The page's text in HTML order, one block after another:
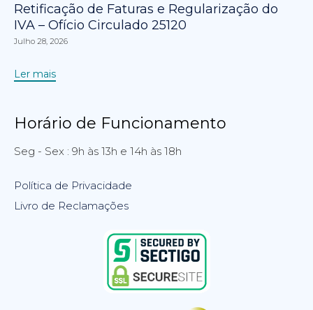
Retificação de Faturas e Regularização do
IVA – Ofício Circulado 25120
Julho 28, 2026
Ler mais
Horário de Funcionamento
Seg - Sex : 9h às 13h e 14h às 18h
Política de Privacidade
Livro de Reclamações